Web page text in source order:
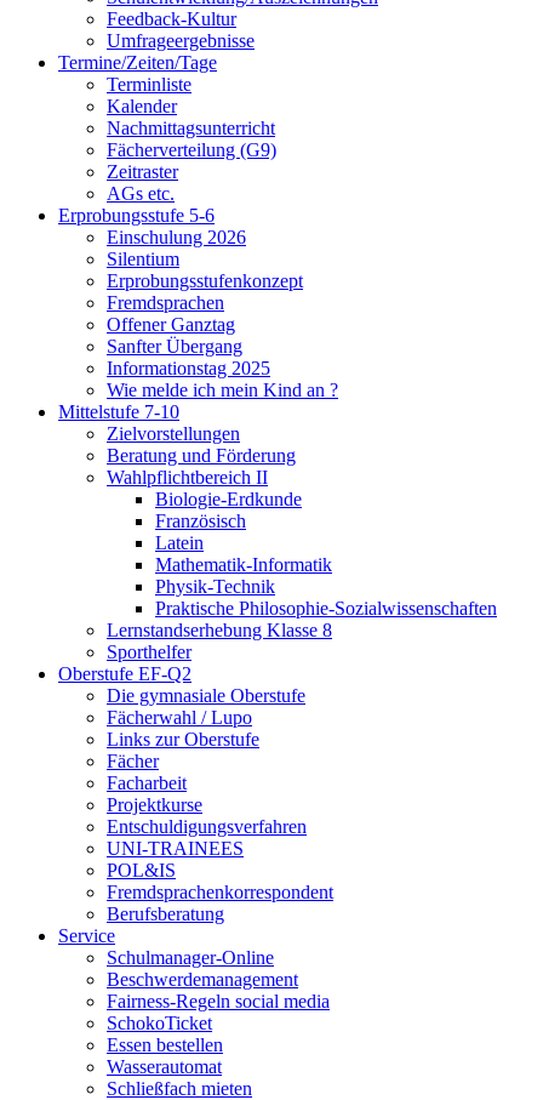
Feedback-Kultur
Umfrageergebnisse
Termine/Zeiten/Tage
Terminliste
Kalender
Nachmittagsunterricht
Fächerverteilung (G9)
Zeitraster
AGs etc.
Erprobungsstufe 5-6
Einschulung 2026
Silentium
Erprobungsstufenkonzept
Fremdsprachen
Offener Ganztag
Sanfter Übergang
Informationstag 2025
Wie melde ich mein Kind an ?
Mittelstufe 7-10
Zielvorstellungen
Beratung und Förderung
Wahlpflichtbereich II
Biologie-Erdkunde
Französisch
Latein
Mathematik-Informatik
Physik-Technik
Praktische Philosophie-Sozialwissenschaften
Lernstandserhebung Klasse 8
Sporthelfer
Oberstufe EF-Q2
Die gymnasiale Oberstufe
Fächerwahl / Lupo
Links zur Oberstufe
Fächer
Facharbeit
Projektkurse
Entschuldigungsverfahren
UNI-TRAINEES
POL&IS
Fremdsprachenkorrespondent
Berufsberatung
Service
Schulmanager-Online
Beschwerdemanagement
Fairness-Regeln social media
SchokoTicket
Essen bestellen
Wasserautomat
Schließfach mieten